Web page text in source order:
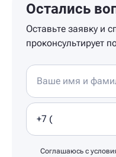
Остались
Оставьте заявку и
проконсультирует
Соглашаюсь с